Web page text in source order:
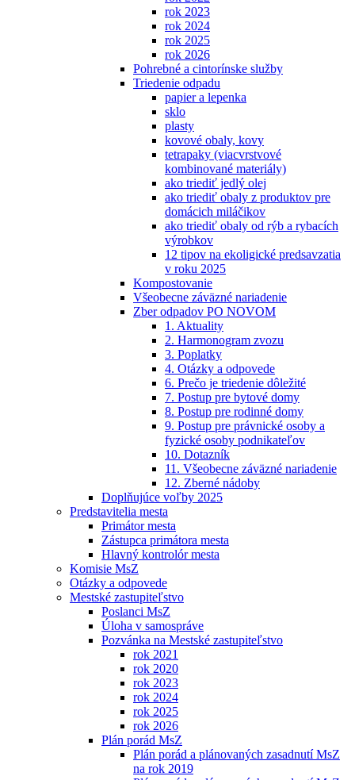
rok 2023
rok 2024
rok 2025
rok 2026
Pohrebné a cintorínske služby
Triedenie odpadu
papier a lepenka
sklo
plasty
kovové obaly, kovy
tetrapaky (viacvrstvové
kombinované materiály)
ako triediť jedlý olej
ako triediť obaly z produktov pre
domácich miláčikov
ako triediť obaly od rýb a rybacích
výrobkov
12 tipov na ekoligické predsavzatia
v roku 2025
Kompostovanie
Všeobecne záväzné nariadenie
Zber odpadov PO NOVOM
1. Aktuality
2. Harmonogram zvozu
3. Poplatky
4. Otázky a odpovede
6. Prečo je triedenie dôležité
7. Postup pre bytové domy
8. Postup pre rodinné domy
9. Postup pre právnické osoby a
fyzické osoby podnikateľov
10. Dotazník
11. Všeobecne záväzné nariadenie
12. Zberné nádoby
Doplňujúce voľby 2025
Predstavitelia mesta
Primátor mesta
Zástupca primátora mesta
Hlavný kontrolór mesta
Komisie MsZ
Otázky a odpovede
Mestské zastupiteľstvo
Poslanci MsZ
Úloha v samospráve
Pozvánka na Mestské zastupiteľstvo
rok 2021
rok 2020
rok 2023
rok 2024
rok 2025
rok 2026
Plán porád MsZ
Plán porád a plánovaných zasadnutí MsZ
na rok 2019